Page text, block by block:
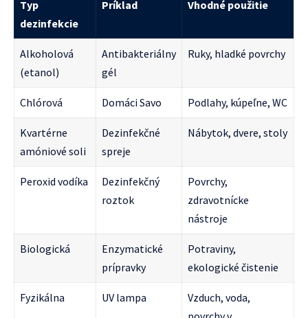
Typ
dezinfekcie
Príklad Vhodné použitie
Alkoholová
(etanol)
Antibakteriálny
gél
Ruky, hladké povrchy
Chlórová Domáci Savo Podlahy, kúpeľne, WC
Kvartérne
amóniové soli
Dezinfekčné
spreje
Nábytok, dvere, stoly
Peroxid vodíka
Dezinfekčný
roztok
Povrchy,
zdravotnícke
nástroje
Biologická
Enzymatické
prípravky
Potraviny,
ekologické čistenie
Fyzikálna UV lampa
Vzduch, voda,